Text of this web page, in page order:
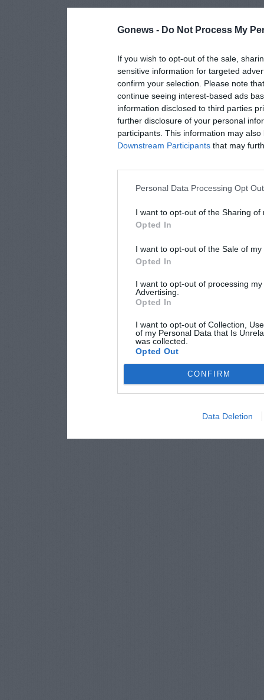
Gonews - Do Not Process My
If you wish to opt-out of the sale,
sensitive information for targeted
confirm your selection. Please note
continue seeing interest-based ads
information disclosed to third parties
further disclosure of your personal
participants. This information may
Downstream Participants that may
Personal Data Processing Opt
I want to opt-out of the Sharing of
Opted In
I want to opt-out of the Sale of
Opted In
I want to opt-out of processing
Advertising.
Opted In
I want to opt-out of Collection,
of my Personal Data that Is
was collected.
Opted Out
CONFIRM
Data Deletion